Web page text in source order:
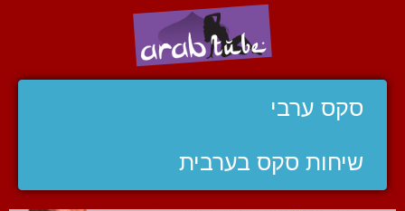
סקס ערבי
שיחות סקס בערבית